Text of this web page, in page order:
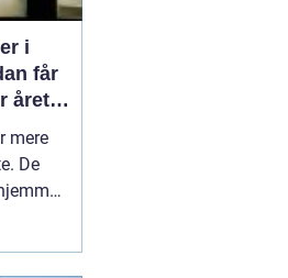
i
får
året
mere
De